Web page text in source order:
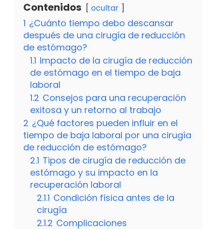
Contenidos ocultar
1 ¿Cuánto tiempo debo descansar
después de una cirugía de reducción
de estómago?
1.1 Impacto de la cirugía de reducción
de estómago en el tiempo de baja
laboral
1.2 Consejos para una recuperación
exitosa y un retorno al trabajo
2 ¿Qué factores pueden influir en el
tiempo de baja laboral por una cirugía
de reducción de estómago?
2.1 Tipos de cirugía de reducción de
estómago y su impacto en la
recuperación laboral
2.1.1 Condición física antes de la
cirugía
2.1.2 Complicaciones